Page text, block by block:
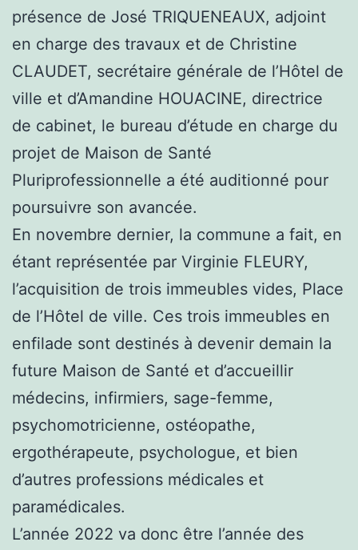
présence de José TRIQUENEAUX, adjoint
en charge des travaux et de Christine
CLAUDET, secrétaire générale de l’Hôtel de
ville et d’Amandine HOUACINE, directrice
de cabinet, le bureau d’étude en charge du
projet de Maison de Santé
Pluriprofessionnelle a été auditionné pour
poursuivre son avancée.
En novembre dernier, la commune a fait, en
étant représentée par Virginie FLEURY,
l’acquisition de trois immeubles vides, Place
de l’Hôtel de ville. Ces trois immeubles en
enfilade sont destinés à devenir demain la
future Maison de Santé et d’accueillir
médecins, infirmiers, sage-femme,
psychomotricienne, ostéopathe,
ergothérapeute, psychologue, et bien
d’autres professions médicales et
paramédicales.
L’année 2022 va donc être l’année des